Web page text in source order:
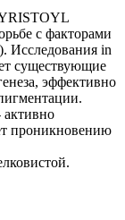
с факторами
Исследования in
существующие
эффективно
активно
проникновению